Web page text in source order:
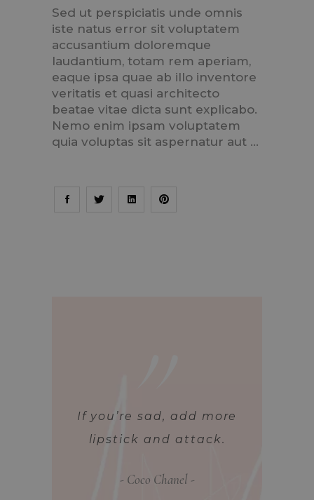
Sed ut perspiciatis unde omnis
iste natus error sit voluptatem
accusantium doloremque
laudantium, totam rem aperiam,
eaque ipsa quae ab illo inventore
veritatis et quasi architecto
beatae vitae dicta sunt explicabo.
Nemo enim ipsam voluptatem
quia voluptas sit aspernatur aut
If you’re sad, add more
lipstick and attack.
Coco Chanel